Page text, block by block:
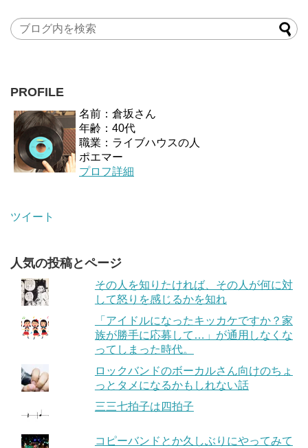
PROFILE
名前：倉坂さん
年齢：40代
職業：ライブハウスの人
ポエマー
プロフ詳細
ツイート
人気の投稿とページ
その人を知りたければ、その人が何に対
して怒りを感じるかを知れ
「アイドルになったキッカケですか？家
族が勝手に応募して…」が通用しなくな
ってしまった時代。
ロックバンドのボーカルさん向けのちょ
っとタメになるかもしれない話
三三七拍子は四拍子
コピーバンドとか久しぶりにやってみて